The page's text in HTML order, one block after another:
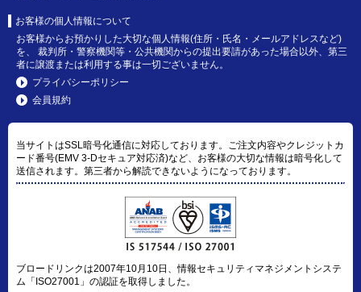
お客様の個人情報について
お客様からお預かりした大切な個人情報(住所・氏名・メールアドレスなど)
を、 裁判所・警察機関等・公共機関からの提出要請があった場合以外、第三
者に譲渡または利用する事は一切ございません。
プライバシーポリシー
会員規約
当サイトはSSL暗号化通信に対応しております。ご注文内容やクレジットカ
ード番号(EMV 3-Dセキュア対応済)など、お客様の大切な情報は暗号化して
送信されます。第三者から解読できないようになっております。
ブロードリンクは2007年10月10日、情報セキュリティマネジメントシステ
ム「ISO27001」の認証を取得しました。